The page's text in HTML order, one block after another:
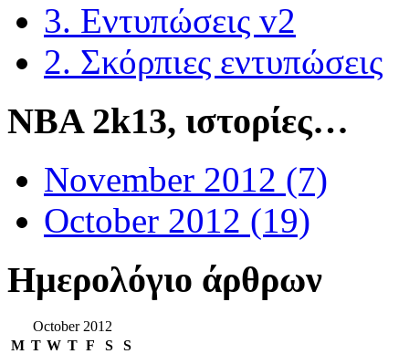
3. Εντυπώσεις v2
2. Σκόρπιες εντυπώσεις
NBA 2k13, ιστορίες…
November 2012 (7)
October 2012 (19)
Ημερολόγιο άρθρων
October 2012
M T W T F S
S